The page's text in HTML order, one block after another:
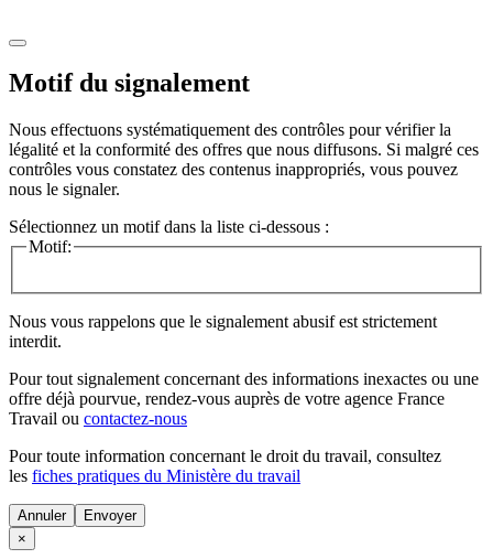
Motif du signalement
Nous effectuons systématiquement des contrôles pour vérifier la
légalité et la conformité des offres que nous diffusons. Si malgré ces
contrôles vous constatez des contenus inappropriés, vous pouvez
nous le signaler.
Sélectionnez un motif dans la liste ci-dessous :
Motif:
Nous vous rappelons que le signalement abusif est strictement
interdit.
Pour tout signalement concernant des informations inexactes ou une
offre déjà pourvue, rendez-vous auprès de votre agence France
Travail ou contactez-nous
Pour toute information concernant le droit du travail, consultez
les fiches pratiques du Ministère du travail
Annuler
×